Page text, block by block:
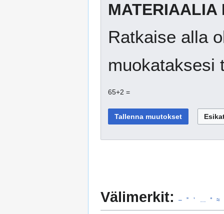
MATERIAALIA
Ratkaise alla
muokataksesi
65+2 =
Välimerkit: – ” ’ ° ≈